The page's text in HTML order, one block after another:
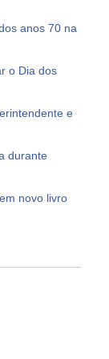
anos 70 na
o Dia dos
e
durante
novo livro